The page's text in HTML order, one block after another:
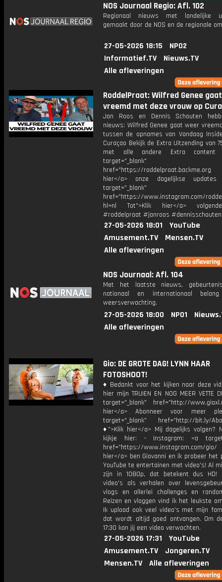
NOS Journaal Regio: Afl. 102
Regionaal nieuws met landelijke
gemaakt door de NOS en de regionale
27-05-2026 18:15
NPO2
Informatief.TV
Nieuws.TV
Alle afleveringen
RoddelPraat: Wilfred Genee gaat
vreemd met deze vrouw op
Jan Roos en Dennis Schouten
nieuws: Wilfred Genee gaat weer
tussen de opnames van Vandaag
Curaçao Bekijk de Extra Uitzending van
met alle andere Extra
target="_blank"
href="https://roddelpraat.backme.org
hier</a> onze dagelijkse
target="_blank"
href="https://www.instagram.com/
hl=nl Tot">Klik hier</a>
#roddelpraat #janroos #dennisschouten
27-05-2026 18:01
YouTube
Amusement.TV
Mensen.TV
Alle afleveringen
NOS Journaal: Afl. 104
Met het laatste nieuws,
nationaal en internationaal
weersverwachting.
27-05-2026 18:00 NPO1
Alle afleveringen
Gio: DE GROTE DAG! LYNN HAAR
FOTOSHOOT!
♦ Bedankt voor het kijken naar deze
hier mijn TRUIEN EN NOG MEER VETTE
target="_blank" href="http://
hier</a> Abonneer voor meer
target="_blank" href="http://bit.ly/
♦">Klik hier</a> Mij dagelijks volgen?
kijkje hier: - Instagram: <a
href="https://www.instagram.com/
hier</a> ben Giovanni en ik probeer het
YouTube te entertainen met video's! Al
zijn in 1080p, dat betekent dus HD!
video's als verhalen over
vlogs en allerlei challenges en
Reizen en vloggen vind ik het leukste
Ik upload ook veel video's met mijn
dat wordt altijd goed ontvangen. Om
17:30 kan jij een video verwachten.
27-05-2026 17:31
YouTube
Amusement.TV
Jongeren.TV
Mensen.TV
Alle afleveringen